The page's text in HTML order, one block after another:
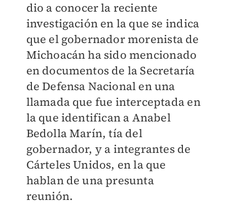
dio a conocer la reciente
investigación en la que se indica
que el gobernador morenista de
Michoacán ha sido mencionado
en documentos de la Secretaría
de Defensa Nacional en una
llamada que fue interceptada en
la que identifican a Anabel
Bedolla Marín, tía del
gobernador, y a integrantes de
Cárteles Unidos, en la que
hablan de una presunta
reunión.